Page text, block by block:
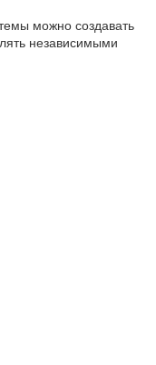
можно создавать
независимыми